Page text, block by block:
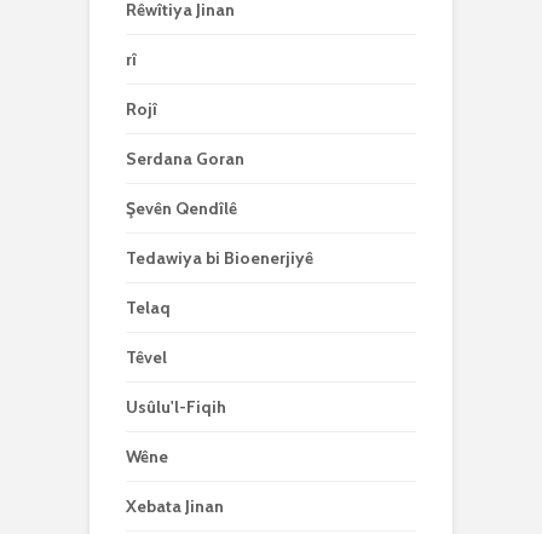
Rêwîtiya Jinan
rî
Rojî
Serdana Goran
Şevên Qendîlê
Tedawiya bi Bioenerjiyê
Telaq
Têvel
Usûlu'l-Fiqih
Wêne
Xebata Jinan